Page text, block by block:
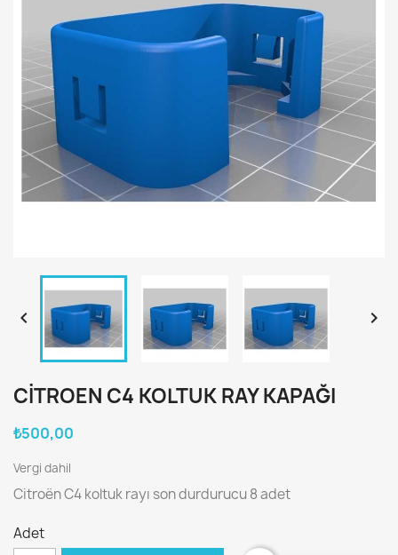
 
CITROEN C4 KOLTUK RAY KAPAĞI
₺500,00
Vergi dahil
Citroën C4 koltuk rayı son durdurucu 8 adet
Adet